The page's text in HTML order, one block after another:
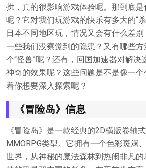
扰，真的很影响游戏体验呢。那到底
呢？它对我们玩游戏的快乐有多大的“
日本不同地区玩，情况又会有什么差
一些我们没察觉到的隐患？又有哪些
个“怪兽”呢？还有，回国加速器对解决
神奇的效果呢？这些问题是不是像一个
着你想要深入探索呢？
《冒险岛》信息
《冒险岛》是一款经典的2D横版卷轴
MMORPG类型。它拥有一个色彩斑斓
世界，从神秘的魔法森林到热闹非凡